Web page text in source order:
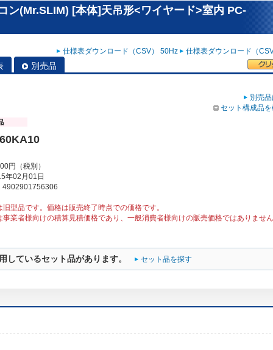
ン(Mr.SLIM) [本体]天吊形<ワイヤード>室内 PC-
仕様表ダウンロード（CSV） 50Hz 仕様表ダウンロード（
別売品
別売
セット構成品
円（税別）
年02月01日
4902901756306
型品です。価格は販売終了時点での価格です。
業者様向けの積算見積価格であり、一般消費者様向けの販売価格ではありませ
しているセット品があります。 セット品を探す